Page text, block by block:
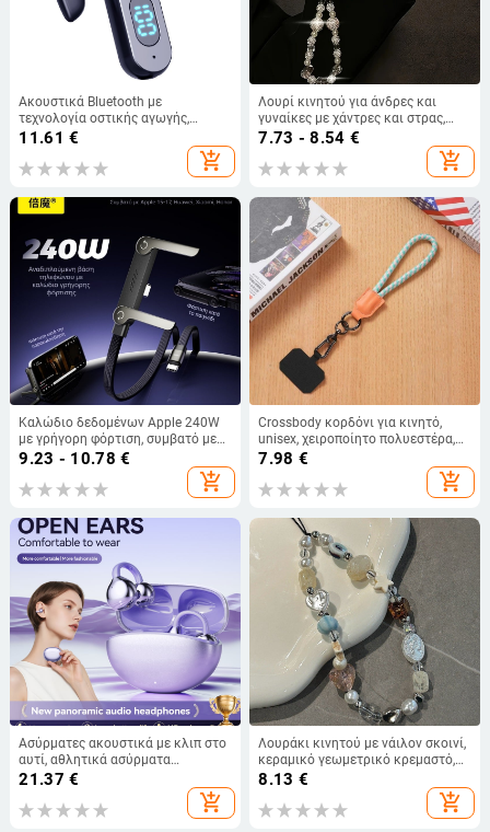
Ακουστικά Bluetooth με
τεχνολογία οστικής αγωγής,
ψηφιακή οθόνη, φωνητικό έλεγχο,
εμβέλεια 10 μ, IPX4, αυτονομία >8
h
11.61 €
add_shopping_cart
Λουρί κινητού για άνδρες και
γυναίκες με χάντρες και στρας,
χειροποίητο, πλαστικό υλικό,
αγκράφα
7.73 - 8.54 €
add_shopping_cart
Καλώδιο δεδομένων Apple 240W
με γρήγορη φόρτιση, συμβατό με
iPhone 17 και ταμπλέτες
9.23 - 10.78 €
add_shopping_cart
Crossbody κορδόνι για κινητό,
unisex, χειροποίητο πολυεστέρα,
ρυθμιζόμενο, εκτυπωμένο
7.98 €
add_shopping_cart
Ασύρματες ακουστικά με κλιπ στο
αυτί, αθλητικά ασύρματα
ακουστικά Bluetooth, μακρύς
χρόνος μπαταρίας, Bluetooth 6.0
21.37 €
add_shopping_cart
Λουράκι κινητού με νάιλον σκοινί,
κεραμικό γεωμετρικό κρεμαστό,
καμερα διακοσμητικό, πλαστικό
8.13 €
add_shopping_cart